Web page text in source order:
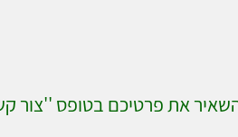
את פרטיכם בטופס ''צור